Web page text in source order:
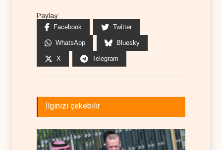
Paylaş:
Facebook Twitter
WhatsApp Bluesky
X Telegram
İlginizi çekebilir